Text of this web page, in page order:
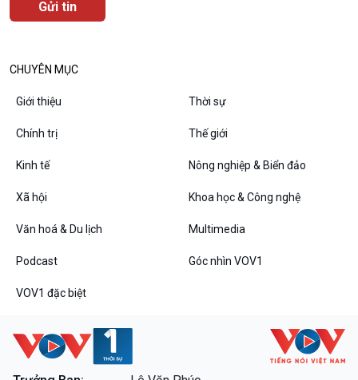
VOV1 đặc biệt
Thanh âm ký sự
Các chương trình đặc biệt
CHUYÊN MỤC
Giới thiệu Thời sự
Chính trị Thế giới
Kinh tế Nông nghiệp & Biển đảo
Xã hội Khoa học & Công nghệ
Văn hoá & Du lịch Multimedia
Podcast Góc nhìn VOV1
VOV1 đặc biệt